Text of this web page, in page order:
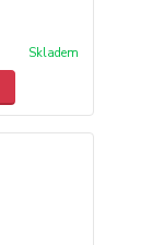
Skladem